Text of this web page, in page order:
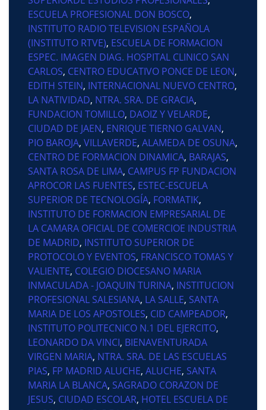
ESCUELA PROFESIONAL DON BOSCO,
INSTITUTO RADIO TELEVISION ESPAÑOLA
(INSTITUTO RTVE), ESCUELA DE FORMACION
ESPEC. IMAGEN DIAG. HOSPITAL CLINICO SAN
CARLOS, CENTRO EDUCATIVO PONCE DE LEON,
EDITH STEIN, INTERNACIONAL NUEVO CENTRO,
LA NATIVIDAD, NTRA. SRA. DE GRACIA,
FUNDACION TOMILLO, DAOIZ Y VELARDE,
CIUDAD DE JAEN, ENRIQUE TIERNO GALVAN,
PIO BAROJA, VILLAVERDE, ALAMEDA DE OSUNA,
CENTRO DE FORMACION DINAMICA, BARAJAS,
SANTA ROSA DE LIMA, CAMPUS FP FUNDACION
APROCOR LAS FUENTES, ESTEC-ESCUELA
SUPERIOR DE TECNOLOGÍA, FORMATIK,
INSTITUTO DE FORMACION EMPRESARIAL DE
LA CAMARA OFICIAL DE COMERCIOE INDUSTRIA
DE MADRID, INSTITUTO SUPERIOR DE
PROTOCOLO Y EVENTOS, FRANCISCO TOMAS Y
VALIENTE, COLEGIO DIOCESANO MARIA
INMACULADA - JOAQUIN TURINA, INSTITUCION
PROFESIONAL SALESIANA, LA SALLE, SANTA
MARIA DE LOS APOSTOLES, CID CAMPEADOR,
INSTITUTO POLITECNICO N.1 DEL EJERCITO,
LEONARDO DA VINCI, BIENAVENTURADA
VIRGEN MARIA, NTRA. SRA. DE LAS ESCUELAS
PIAS, FP MADRID ALUCHE, ALUCHE, SANTA
MARIA LA BLANCA, SAGRADO CORAZON DE
JESUS, CIUDAD ESCOLAR, HOTEL ESCUELA DE